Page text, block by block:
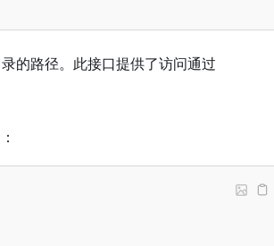
的路径。此接口提供了访问通过